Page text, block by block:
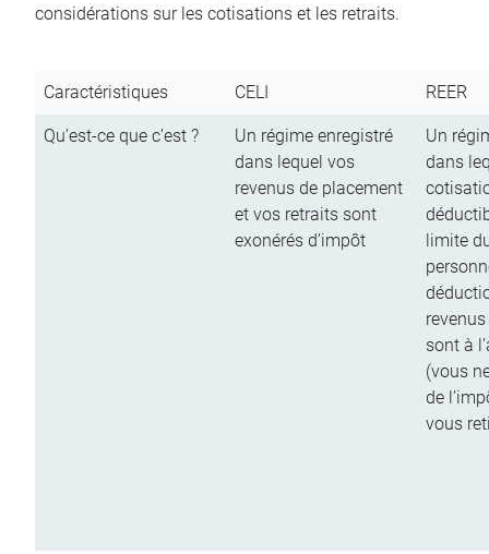
considérations sur les cotisations et les retraits.
Caractéristiques CELI REER
Qu’est-ce que c’est ?
Un régime enregistré
dans lequel vos
revenus de placement
et vos retraits sont
exonérés d’impôt
Un
dans
limite
sont à
(vous
de
vous